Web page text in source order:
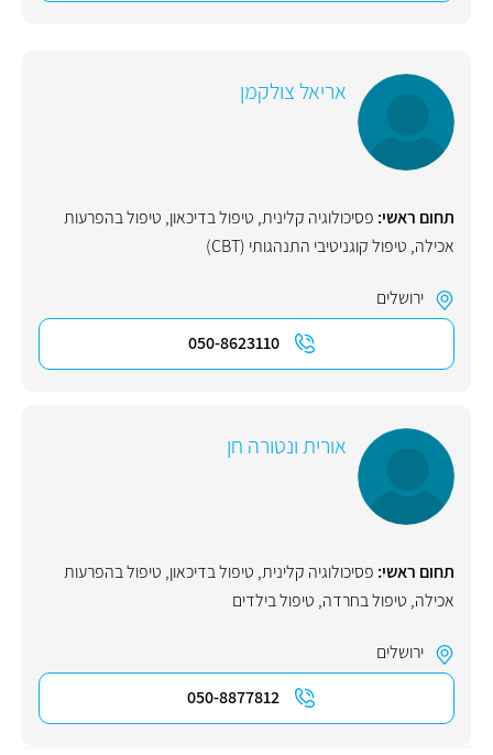
אריאל צולקמן
תחום ראשי: פסיכולוגיה קלינית, טיפול בדיכאון, טיפול בהפרעות
אכילה, טיפול קוגניטיבי התנהגותי (CBT)
ירושלים
050-8623110
אורית ונטורה חן
תחום ראשי: פסיכולוגיה קלינית, טיפול בדיכאון, טיפול בהפרעות
אכילה, טיפול בחרדה, טיפול בילדים
ירושלים
050-8877812